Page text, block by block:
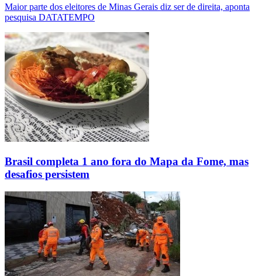
Maior parte dos eleitores de Minas Gerais diz ser de direita, aponta
pesquisa DATATEMPO
Brasil completa 1 ano fora do Mapa da Fome, mas
desafios persistem